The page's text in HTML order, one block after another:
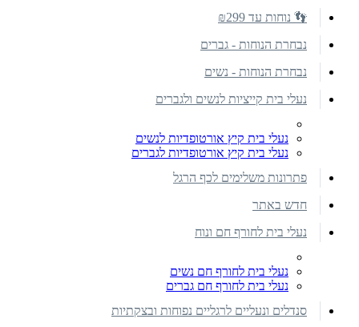
👣 נוחות עד ₪299
נבחרת הנוחות - גברים
נבחרת הנוחות - נשים
נעלי בית קייציות לנשים ולגברים
נעלי בית קיץ אורטופדיות לנשים
נעלי בית קיץ אורטופדיות לגברים
פתרונות משלימים לכף הרגל
חדש באתר
נעלי בית לחורף חם ונוח
נעלי בית לחורף חם נשים
נעלי בית לחורף חם גברים
סנדלים ונעליים לרגליים נפוחות ובצקתיות